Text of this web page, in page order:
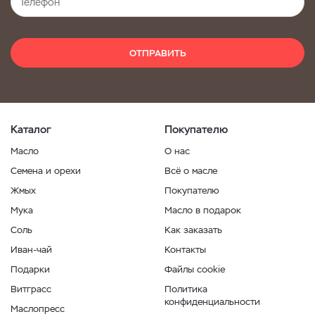
ОТПРАВИТЬ
Каталог
Масло
Семена и орехи
Жмых
Мука
Соль
Иван-чай
Подарки
Витграсс
Маслопресс
Покупателю
О нас
Всё о масле
Покупателю
Масло в подарок
Как заказать
Контакты
Файлы cookie
Политика
конфиденциальности